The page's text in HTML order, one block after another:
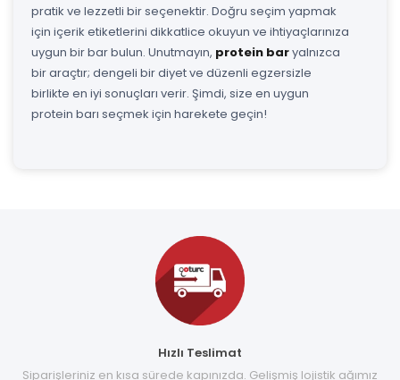
pratik ve lezzetli bir seçenektir. Doğru seçim yapmak
için içerik etiketlerini dikkatlice okuyun ve ihtiyaçlarınıza
uygun bir bar bulun. Unutmayın, protein baryalnızca
bir araçtır; dengeli bir diyet ve düzenli egzersizle
birlikte en iyi sonuçları verir. Şimdi, size en uygun
protein barı seçmek için harekete geçin!
Hızlı Teslimat
Siparişleriniz en kısa sürede kapınızda. Gelişmiş lojistik ağımız